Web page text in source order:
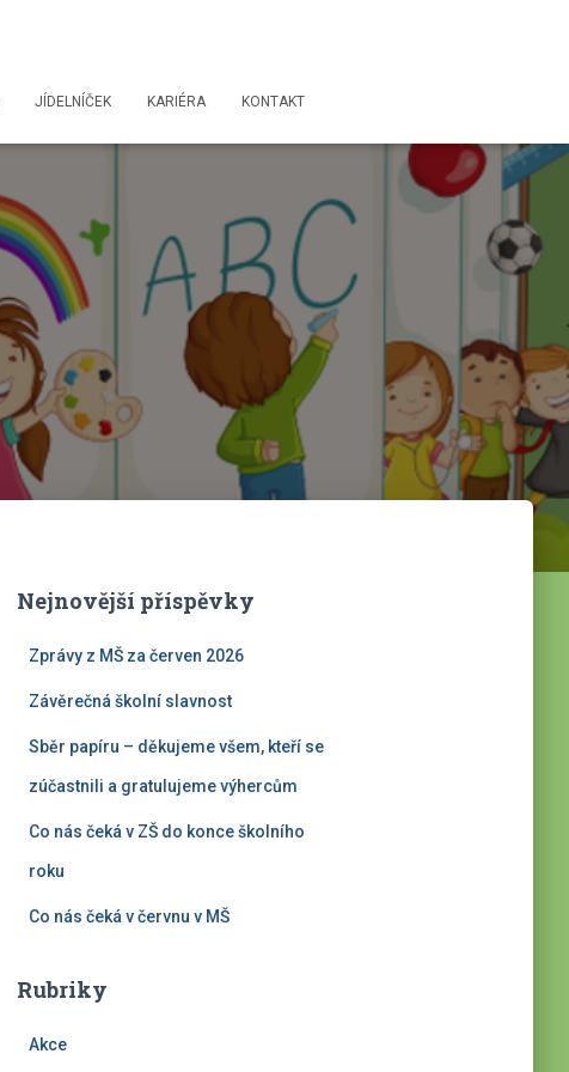
JÍDELNÍČEK KARIÉRA KONTAKT
Nejnovější příspěvky
Zprávy z MŠ za červen 2026
Závěrečná školní slavnost
Sběr papíru – děkujeme všem, kteří se
zúčastnili a gratulujeme výhercům
Co nás čeká v ZŠ do konce školního
roku
Co nás čeká v červnu v MŠ
Rubriky
Akce